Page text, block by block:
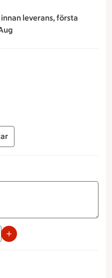
leverans, första
för att minska eller
Rostbiff Måltidstyp